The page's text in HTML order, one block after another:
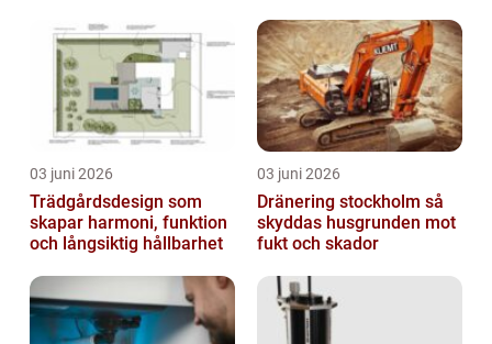
03 juni 2026
Trädgårdsdesign som
skapar harmoni, funktion
och långsiktig hållbarhet
03 juni 2026
Dränering stockholm så
skyddas husgrunden mot
fukt och skador